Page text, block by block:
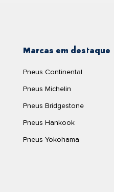
Marcas em destaque
Pneus Continental
Pneus Michelin
Pneus Bridgestone
Pneus Hankook
Pneus Yokohama